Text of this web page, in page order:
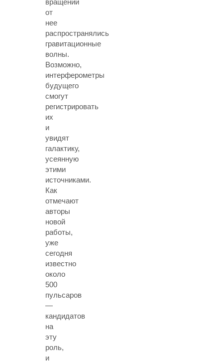
вращении
от
нее
распространялись
гравитационные
волны.
Возможно,
интерферометры
будущего
смогут
регистрировать
их
и
увидят
галактику,
усеянную
этими
источниками.
Как
отмечают
авторы
новой
работы,
уже
сегодня
известно
около
500
пульсаров
—
кандидатов
на
эту
роль,
и